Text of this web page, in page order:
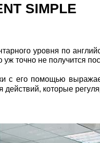
SIMPLE
уровня по
уж точно не получится
с его помощью
действий, которые